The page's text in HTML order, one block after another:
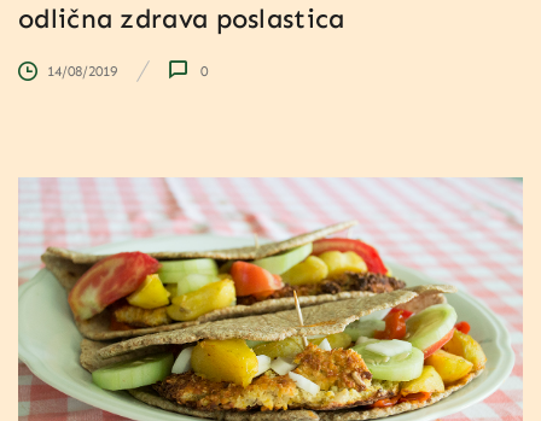
odlična zdrava poslastica
14/08/2019 0